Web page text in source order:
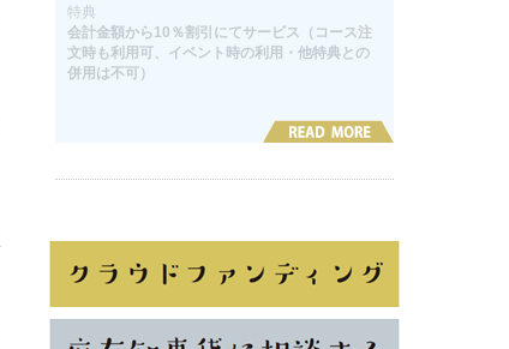
特典
会計金額から10％割引にてサービス（コース注
文時も利用可、イベント時の利用・他特典との
併用は不可）